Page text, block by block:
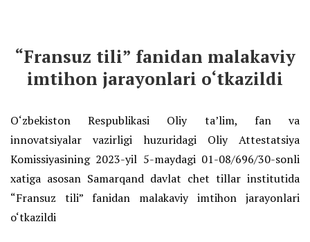
“Fransuz tili” fanidan malakaviy
imtihon jarayonlari o‘tkazildi
O‘zbekiston Respublikasi Oliy ta’lim, fan va
innovatsiyalar vazirligi huzuridagi Oliy Attestatsiya
Komissiyasining 2023-yil 5-maydagi 01-08/696/30-sonli
xatiga asosan Samarqand davlat chet tillar institutida
“Fransuz tili” fanidan malakaviy imtihon jarayonlari
o‘tkazildi